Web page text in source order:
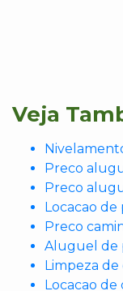
Veja
Preco
Preco
Locacao
Preco
Aluguel de
Limpeza
Locacao